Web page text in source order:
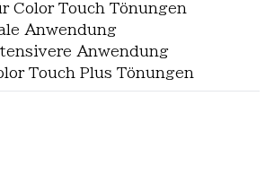
Color Touch Tönungen
Anwendung
Anwendung
Touch Plus Tönungen